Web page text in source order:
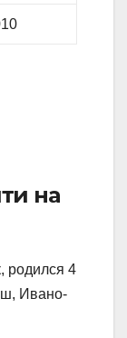
на
родился 4
Ивано-